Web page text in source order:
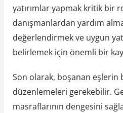
yatırımlar yapmak kritik bir
danışmanlardan yardım
değerlendirmek ve uygun
belirlemek için önemli bir
Son olarak, boşanan eşlerin
düzenlemeleri gerekebilir.
masraflarının dengesini